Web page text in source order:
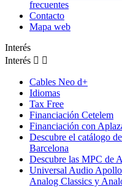
frecuentes
Contacto
Mapa web
Interés
Interés  
Cables Neo d+
Idiomas
Tax Free
Financiación Cetelem
Financiación con
Descubre el catálogo
Barcelona
Descubre las MPC de
Universal Audio
Analog Classics y